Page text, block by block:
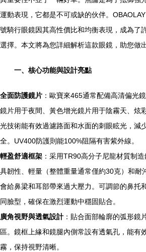
運動表現，它都是不可或缺的伙伴。
號騎行眼鏡因其高性價比和均衡表現，成為了
選擇。本文將為您詳細解析這款眼鏡，助您做
一、核心功能與設計亮點
全面防護鏡片 ：歐寶來465通常配備高清偏光
鏡片用于夜間、黃色增光鏡片用于陰霧天、炫
光技術能有效過濾路面和水面的刺眼眩光，減
全。UV400防護則能100%阻隔有害紫外線。
輕盈舒適框架 ：采用TR90高分子尼龍材質制
具韌性、輕量（整體重量通常僅約30克）和耐
會給鼻梁和耳部帶來過大壓力。可調節的鼻托
同臉型，確保在激烈運動中穩固貼合。
廣角視野與透氣設計：貼合面部輪廓的弧形鏡
區。鏡框上緣和鏡腿內側常設有透氣孔，能有
霧，保持視野清晰。